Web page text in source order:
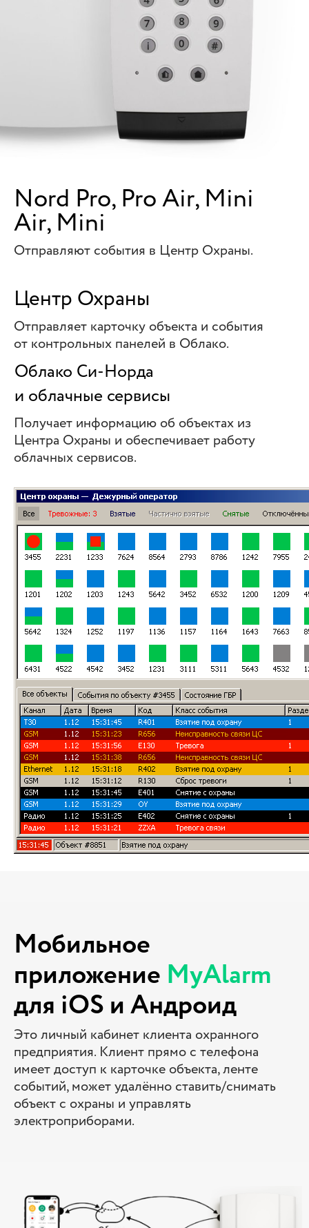
Nord Pro, Pro Air, Mini
Air, Mini
Отправляют события в Центр Охраны.
Центр Охраны
Отправляет карточку объекта и события
от контрольных панелей в Облако.
Облако Си-Норда
и облачные сервисы
Получает информацию об объектах из
Центра Охраны и обеспечивает работу
облачных сервисов.
Мобильное
приложение MyAlarm
для iOS и Андроид
Это личный кабинет клиента охранного
предприятия. Клиент прямо с телефона
имеет доступ к карточке объекта, ленте
событий, может удалённо ставить/снимать
объект с охраны и управлять
электроприборами.